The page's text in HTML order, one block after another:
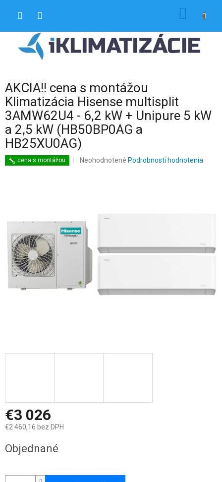
AKCIA!! cena s montážou
Klimatizácia Hisense multisplit
3AMW62U4 - 6,2 kW + Unipure 5 kW
a 2,5 kW (HB50BP0AG a
HB25XU0AG)
cena s montážou
Priemerné
hviezdičiek.
Neohodnotené Podrobnosti hodnotenia
€3 026
€2 460,16 bez DPH
cena:
Objednané